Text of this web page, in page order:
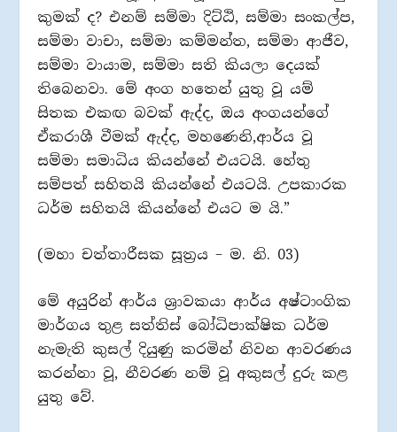
කුමක් ද? එනම් සම්මා දිට්ඨි, සම්මා සංකල්ප,
සම්මා වාචා, සම්මා කම්මන්ත, සම්මා ආජීව,
සම්මා වායාම, සම්මා සති කියලා දෙයක්
තිබෙනවා. මේ අංග හතෙන් යුතු වූ යම්
සිතක එකඟ බවක් ඇද්ද, ඔය අංගයන්ගේ
ඒකරාශී වීමක් ඇද්ද, මහණෙනි,ආර්ය වූ
සම්මා සමාධිය කියන්නේ එයටයි. හේතු
සම්පත් සහිතයි කියන්නේ එයටයි. උපකාරක
ධර්ම සහිතයි කියන්නේ එයට ම යි.”
(මහා චත්තාරීසක සූත්‍රය – ම. නි. 03)
මේ අයුරින් ආර්ය ශ්‍රාවකයා ආර්ය අෂ්ටාංගික
මාර්ගය තුළ සත්තිස් බෝධිපාක්ෂික ධර්ම
නැමැති කුසල් දියුණු කරමින් නිවන ආවරණය
කරන්නා වූ, නීවරණ නම් වූ අකුසල් දුරු කළ
යුතු වේ.